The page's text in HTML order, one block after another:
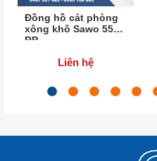
Đồng hồ cát phòng
xông khô Sawo 550 -
RP
Liên hệ